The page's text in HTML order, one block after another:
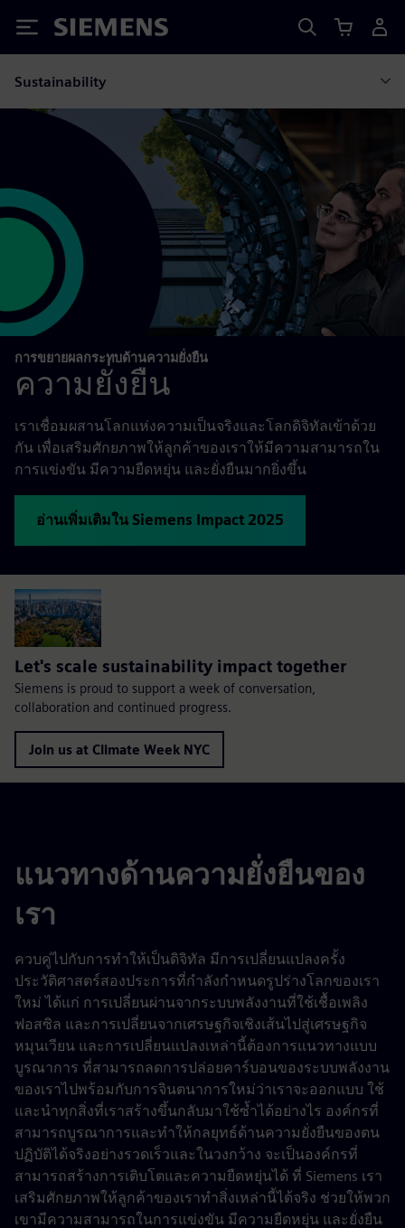
Siemens
Sustainability
การขยายผลกระทบด้านความยั่งยืน
ความยั่งยืน
เราเชื่อมผสานโลกแห่งความเป็นจริงและโลกดิจิทัลเข้าด้วย
กัน เพื่อเสริมศักยภาพให้ลูกค้าของเราให้มีความสามารถใน
การแข่งขัน มีความยืดหยุ่น และยั่งยืนมากยิ่งขึ้น
อ่านเพิ่มเติมใน Siemens Impact 2025
Let's scale sustainability impact together
Siemens is proud to support a week of conversation,
collaboration and continued progress.
Join us at Climate Week NYC
แนวทางด้านความยั่งยืนของ
เรา
ควบคู่ไปกับการทำให้เป็นดิจิทัล มีการเปลี่ยนแปลงครั้ง
ประวัติศาสตร์สองประการที่กำลังกำหนดรูปร่างโลกของเรา
ใหม่ ได้แก่ การเปลี่ยนผ่านจากระบบพลังงานที่ใช้เชื้อเพลิง
ฟอสซิล และการเปลี่ยนจากเศรษฐกิจเชิงเส้นไปสู่เศรษฐกิจ
หมุนเวียน และการเปลี่ยนแปลงเหล่านี้ต้องการแนวทางแบบ
บูรณาการ ที่สามารถลดการปล่อยคาร์บอนของระบบพลังงาน
ของเราไปพร้อมกับการจินตนาการใหม่ว่าเราจะออกแบบ ใช้
และนำทุกสิ่งที่เราสร้างขึ้นกลับมาใช้ซ้ำได้อย่างไร องค์กรที่
สามารถบูรณาการและทำให้กลยุทธ์ด้านความยั่งยืนของตน
ปฏิบัติได้จริงอย่างรวดเร็วและในวงกว้าง จะเป็นองค์กรที่
สามารถสร้างการเติบโตและความยืดหยุ่นได้ ที่ Siemens เรา
เสริมศักยภาพให้ลูกค้าของเราทำสิ่งเหล่านี้ได้จริง ช่วยให้พวก
เขามีความสามารถในการแข่งขัน มีความยืดหยุ่น และยั่งยืน